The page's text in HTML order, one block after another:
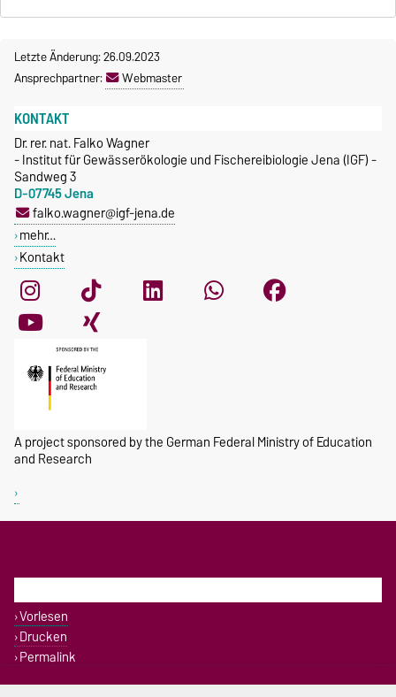
Letzte Änderung: 26.09.2023
Ansprechpartner:
Webmaster
A project sponsored by the German Federal Ministry of Education
and Research
KONTAKT
Dr. rer. nat. Falko Wagner
- Institut für Gewässerökologie und Fischereibiologie Jena (IGF) -
Sandweg 3
D-07745 Jena
falko.wagner@igf-jena.de
mehr…
Kontakt
Vorlesen
Drucken
Permalink